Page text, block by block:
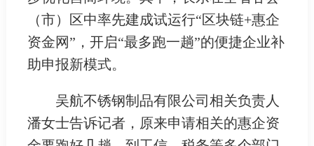
（市）区中率先建成试运行“区块链+惠企
资金网”，开启“最多跑一趟”的便捷企业补
助申报新模式。
吴航不锈钢制品有限公司相关负责人
潘女士告诉记者，原来申请相关的惠企资